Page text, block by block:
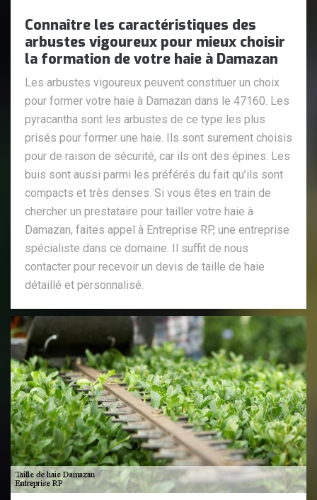
Connaître les caractéristiques des
arbustes vigoureux pour mieux choisir
la formation de votre haie à Damazan
Les arbustes vigoureux peuvent constituer un choix
pour former votre haie à Damazan dans le 47160. Les
pyracantha sont les arbustes de ce type les plus
prisés pour former une haie. Ils sont surement choisis
pour de raison de sécurité, car ils ont des épines. Les
buis sont aussi parmi les préférés du fait qu’ils sont
compacts et très denses. Si vous êtes en train de
chercher un prestataire pour tailler votre haie à
Damazan, faites appel à Entreprise RP, une entreprise
spécialiste dans ce domaine. Il suffit de nous
contacter pour recevoir un devis de taille de haie
détaillé et personnalisé.